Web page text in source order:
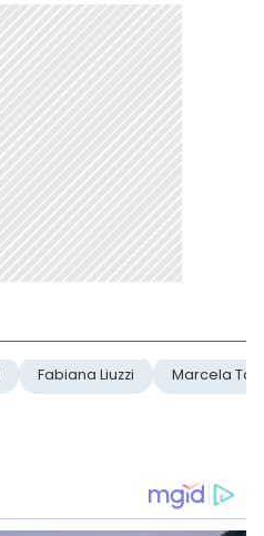
Fabiana Liuzzi Marcela